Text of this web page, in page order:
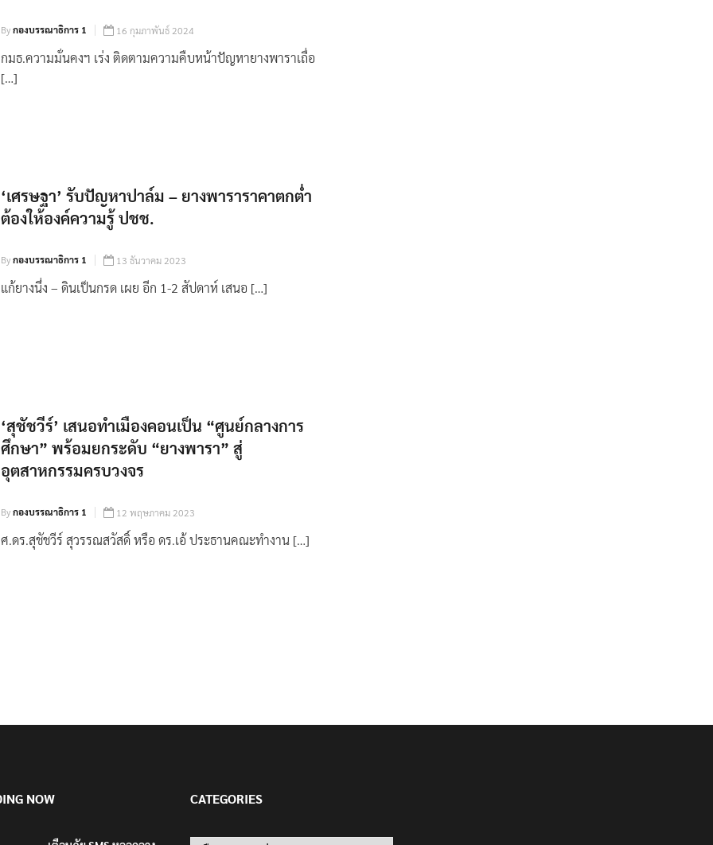
Byกองบรรณาธิการ 1 16 กุมภาพันธ์ 2024
กมธ.ความมั่นคงฯ เร่ง ติดตามความคืบหน้าปัญหายางพาราเถื่อ
[…]
‘เศรษฐา’ รับปัญหาปาล์ม – ยางพาราราคาตกต่ำ
ต้องให้องค์ความรู้ ปชช.
Byกองบรรณาธิการ 1 13 ธันวาคม 2023
แก้ยางนึ่ง – ดินเป็นกรด เผย อีก 1-2 สัปดาห์ เสนอ […]
‘สุชัชวีร์’ เสนอทำเมืองคอนเป็น “ศูนย์กลางการ
ศึกษา” พร้อมยกระดับ “ยางพารา” สู่
อุตสาหกรรมครบวงจร
Byกองบรรณาธิการ 1 12 พฤษภาคม 2023
ศ.ดร.สุชัชวีร์ สุวรรณสวัสดิ์ หรือ ดร.เอ้ ประธานคณะทำงาน […]
NOW CATEGORIES